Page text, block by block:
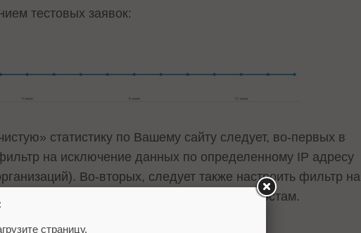
тестовых заявок:
статистику по Вашему сайту следует, во-первых в
на исключение данных по определенному IP адресу
Во-вторых, следует также настроить фильтр на
сбора информации по другим хостам.
страницу.